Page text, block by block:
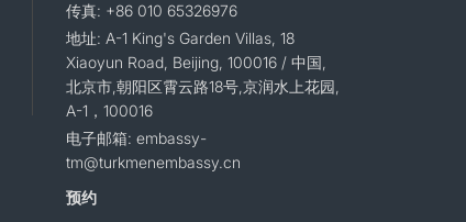
传真: +86 010 65326976
地址: A-1 King's Garden Villas, 18
Xiaoyun Road, Beijing, 100016 / 中国,
北京市,朝阳区霄云路18号,京润水上花园,
A-1，100016
电子邮箱: embassy-
tm@turkmenembassy.cn
预约